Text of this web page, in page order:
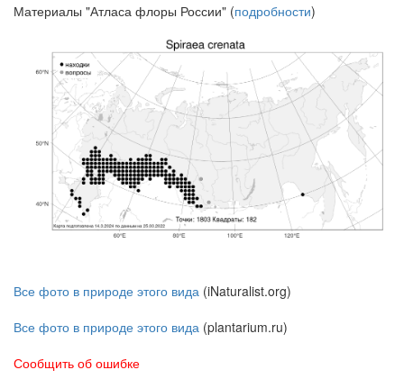
Материалы "Атласа флоры России" (подробности)
Все фото в природе этого вида (iNaturalist.org)
Все фото в природе этого вида (plantarium.ru)
Сообщить об ошибке